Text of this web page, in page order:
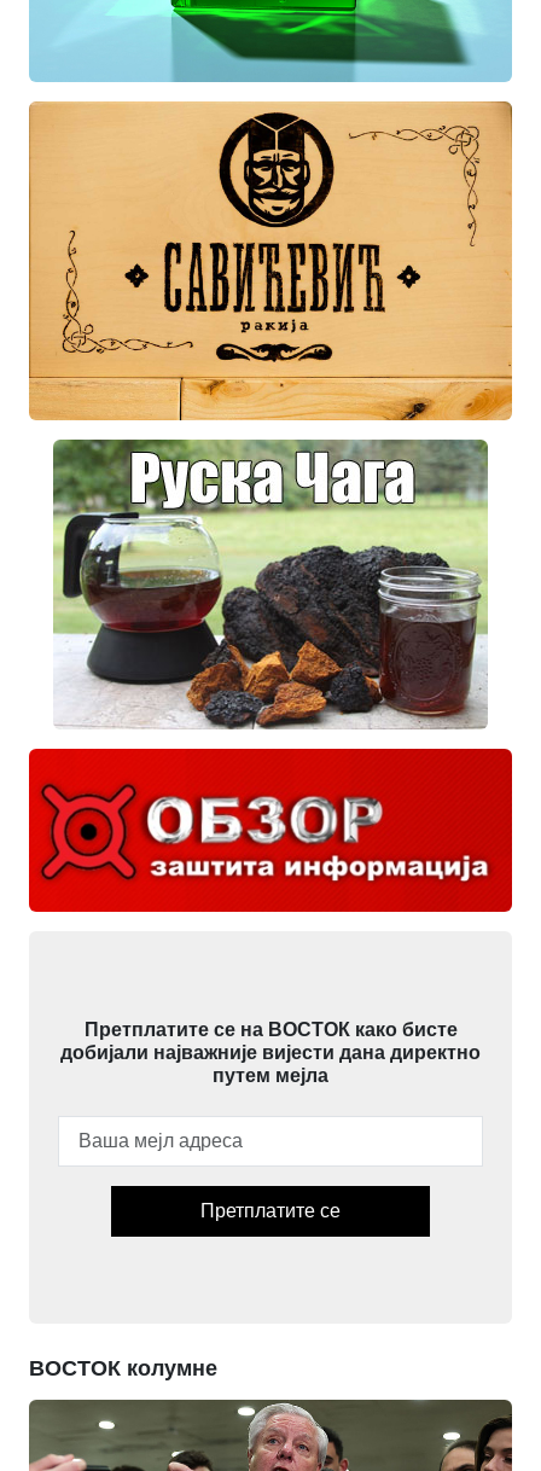
Претплатите се на ВОСТОК како бисте
добијали најважније вијести дана директно
путем мејла
Претплатите се
ВОСТОК колумне